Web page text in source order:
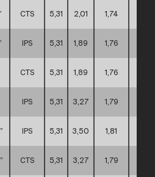
CTS 5,31 2,01 1,74
IPS 5,31 1,89 1,76
CTS 5,31 1,89 1,76
IPS 5,31 3,27 1,79
IPS 5,31 3,50 1,81
CTS 5,31 3,27 1,79